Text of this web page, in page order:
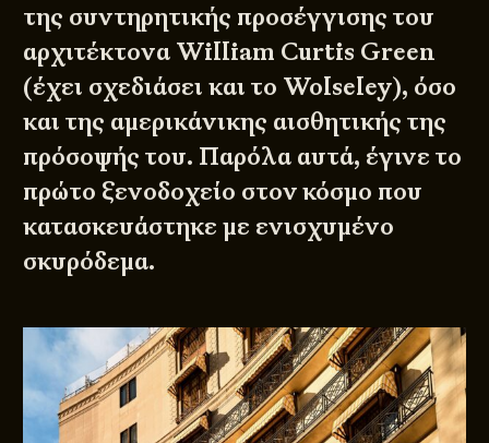
της συντηρητικής προσέγγισης του
αρχιτέκτονα William Curtis Green
(έχει σχεδιάσει και το Wolseley), όσο
και της αμερικάνικης αισθητικής της
πρόσοψής του. Παρόλα αυτά, έγινε το
πρώτο ξενοδοχείο στον κόσμο που
κατασκευάστηκε με ενισχυμένο
σκυρόδεμα.